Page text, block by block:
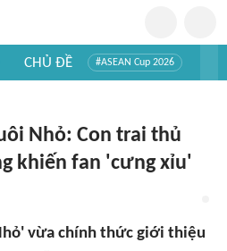
CHỦ ĐỀ #ASEAN Cup 2026
Nhỏ: Con trai thủ
khiến fan 'cưng xỉu'
vừa chính thức giới thiệu